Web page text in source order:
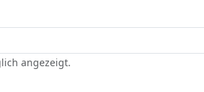
angezeigt.